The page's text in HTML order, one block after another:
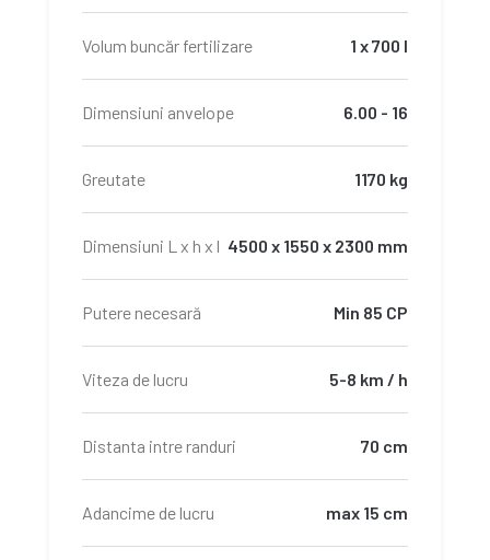
Volum buncăr fertilizare 1 x 700 l
Dimensiuni anvelope 6.00 - 16
Greutate 1170 kg
Dimensiuni L x h x l 4500 x 1550 x 2300 mm
Putere necesară Min 85 CP
Viteza de lucru 5-8 km / h
Distanta intre randuri 70 cm
Adancime de lucru max 15 cm